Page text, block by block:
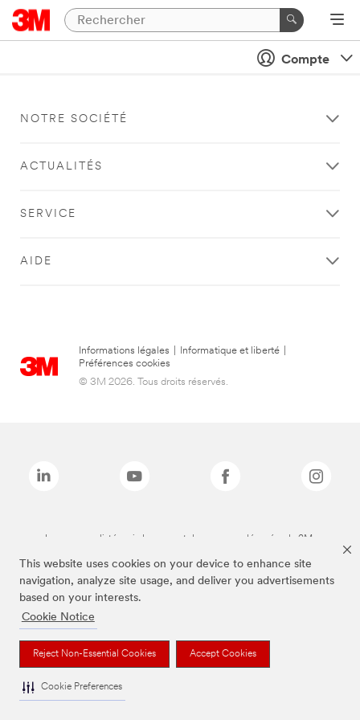
This website uses cookies on your device to enhance site
navigation, analyze site usage, and deliver you advertisements
based on your interests.
Cookie Notice
Reject Non-Essential Cookies Accept Cookies
Cookie Preferences
Compte
NOTRE SOCIÉTÉ
ACTUALITÉS
SERVICE
AIDE
Informations légales Informatique et liberté
Préférences cookies
© 3M 2026. Tous droits réservés.
Les marques listées ci-dessus sont des marques déposées de 3M.